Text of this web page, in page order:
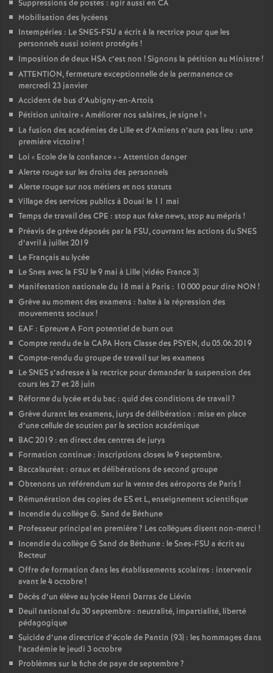
Suppressions de postes : agir aussi en CA
Mobilisation des lycéens
Intempéries : Le SNES-FSU a écrit à la rectrice pour que les
personnels aussi soient protégés !
Imposition de deux HSA c’est non ! Signons la pétition au Ministre!
ATTENTION, fermeture exceptionnelle de la permanence ce
mercredi 23 janvier
Accident de bus d’Aubigny-en-Artois
Pétition unitaire «Améliorer nos salaires, je signe!»
La fusion des académies de Lille et d’Amiens n’aura pas lieu : une
première victoire!
Loi « Ecole de la confiance» - Attention danger
Alerte rouge sur les droits des personnels
Alerte rouge sur nos métiers et nos statuts
Village des services publics à Douai le 11 mai
Temps de travail des CPE : stop aux fake news, stop au mépris !
Préavis de grève déposés par la FSU, couvrant les actions du SNES
d’avril à juillet 2019
Le Français au lycée
Le Snes avec la FSU le 9 mai à Lille [vidéo France 3]
Manifestation nationale du 18 mai à Paris : 10 000 pour dire NON !
Grève au moment des examens : halte à la répression des
mouvements sociaux!
EAF : Epreuve A Fort potentiel de burn out
Compte rendu de la CAPA Hors Classe des PSYEN, du 05.06.2019
Compte-rendu du groupe de travail sur les examens
Le SNES s’adresse à la rectrice pour demander la suspension des
cours les 27 et 28 juin
Réforme du lycée et du bac : quid des conditions de travail?
Grève durant les examens, jurys de délibération : mise en place
d’une cellule de soutien par la section académique
BAC 2019 : en direct des centres de jurys
Formation continue : inscriptions closes le 9 septembre.
Baccalauréat : oraux et délibérations de second groupe
Obtenons un référendum sur la vente des aéroports de Paris !
Rémunération des copies de ES et L, enseignement scientifique
Incendie du collège G. Sand de Béthune
Professeur principal en première? Les collègues disent non-merci !
Incendie du collège G Sand de Béthune : le Snes-FSU a écrit au
Recteur
Offre de formation dans les établissements scolaires : intervenir
avant le 4 octobre!
Décès d’un élève au lycée Henri Darras de Liévin
Deuil national du 30 septembre : neutralité, impartialité, liberté
pédagogique
Suicide d’une directrice d’école de Pantin (93) : les hommages dans
l’académie le jeudi 3 octobre
Problèmes sur la fiche de paye de septembre?